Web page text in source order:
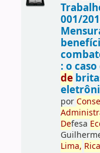
001/
: o
de
por
Defesa
Lima,